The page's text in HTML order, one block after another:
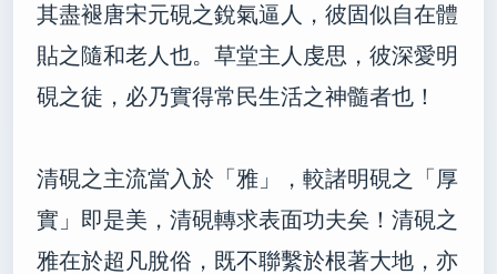
其盡褪唐宋元硯之銳氣逼人，彼固似自在體
貼之隨和老人也。草堂主人虔思，彼深愛明
硯之徒，必乃實得常民生活之神髓者也！
清硯之主流當入於「雅」，較諸明硯之「厚
實」即是美，清硯轉求表面功夫矣！清硯之
雅在於超凡脫俗，既不聯繫於根著大地，亦